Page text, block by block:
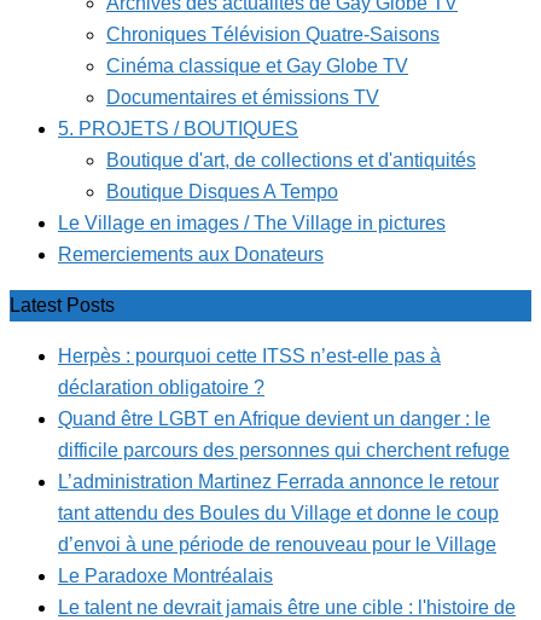
Chroniques Télévision Quatre-Saisons
Cinéma classique et Gay Globe TV
Documentaires et émissions TV
5. PROJETS / BOUTIQUES
Boutique d'art, de collections et d'antiquités
Boutique Disques A Tempo
Le Village en images / The Village in pictures
Remerciements aux Donateurs
Latest Posts
Herpès : pourquoi cette ITSS n’est-elle pas à
déclaration obligatoire ?
Quand être LGBT en Afrique devient un danger : le
difficile parcours des personnes qui cherchent refuge
L’administration Martinez Ferrada annonce le retour
tant attendu des Boules du Village et donne le coup
d’envoi à une période de renouveau pour le Village
Le Paradoxe Montréalais
Le talent ne devrait jamais être une cible : l'histoire de